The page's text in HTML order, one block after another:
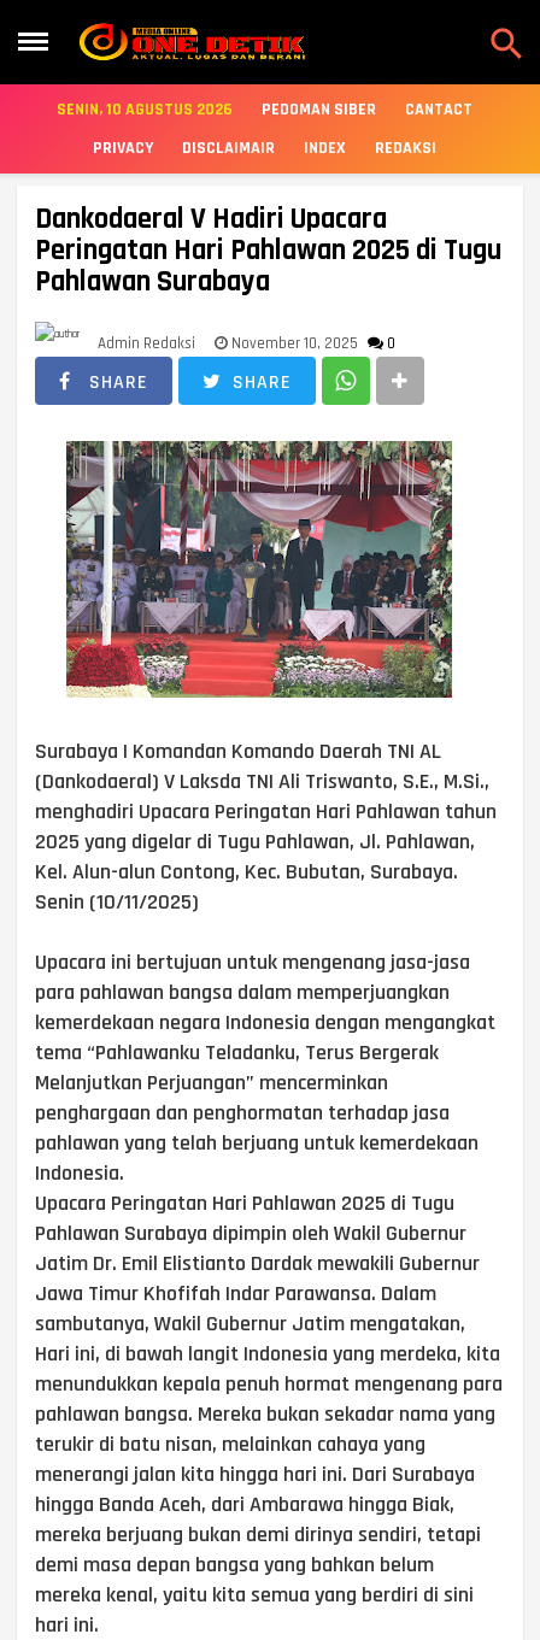

SENIN, 10 AGUSTUS 2026 PEDOMAN SIBER
CANTACT
PRIVACY
DISCLAIMAIR INDEX REDAKSI
Dankodaeral V Hadiri Upacara
Peringatan Hari Pahlawan 2025 di Tugu
Pahlawan Surabaya
Admin Redaksi November 10, 2025 0
SHARE SHARE
Surabaya | Komandan Komando Daerah TNI AL
(Dankodaeral) V Laksda TNI Ali Triswanto, S.E., M.Si.,
menghadiri Upacara Peringatan Hari Pahlawan tahun
2025 yang digelar di Tugu Pahlawan, Jl. Pahlawan,
Kel. Alun-alun Contong, Kec. Bubutan, Surabaya.
Senin (10/11/2025)
Upacara ini bertujuan untuk mengenang jasa-jasa
para pahlawan bangsa dalam memperjuangkan
kemerdekaan negara Indonesia dengan mengangkat
tema “Pahlawanku Teladanku, Terus Bergerak
Melanjutkan Perjuangan” mencerminkan
penghargaan dan penghormatan terhadap jasa
pahlawan yang telah berjuang untuk kemerdekaan
Indonesia.
Upacara Peringatan Hari Pahlawan 2025 di Tugu
Pahlawan Surabaya dipimpin oleh Wakil Gubernur
Jatim Dr. Emil Elistianto Dardak mewakili Gubernur
Jawa Timur Khofifah Indar Parawansa. Dalam
sambutanya, Wakil Gubernur Jatim mengatakan,
Hari ini, di bawah langit Indonesia yang merdeka, kita
menundukkan kepala penuh hormat mengenang para
pahlawan bangsa. Mereka bukan sekadar nama yang
terukir di batu nisan, melainkan cahaya yang
menerangi jalan kita hingga hari ini. Dari Surabaya
hingga Banda Aceh, dari Ambarawa hingga Biak,
mereka berjuang bukan demi dirinya sendiri, tetapi
demi masa depan bangsa yang bahkan belum
mereka kenal, yaitu kita semua yang berdiri di sini
hari ini.